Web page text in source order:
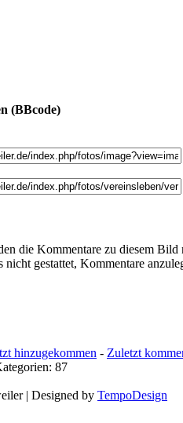
(BBcode)
die Kommentare zu diesem
nicht gestattet, Kommentare
hinzugekommen - Zuletzt
87
| Designed by TempoDesign